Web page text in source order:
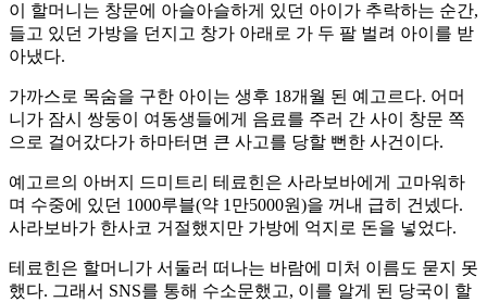
이 할머니는 창문에 아슬아슬하게 있던 아이가 추락하는 순간,
들고 있던 가방을 던지고 창가 아래로 가 두 팔 벌려 아이를 받
아냈다.
가까스로 목숨을 구한 아이는 생후 18개월 된 예고르다. 어머
니가 잠시 쌍둥이 여동생들에게 음료를 주러 간 사이 창문 쪽
으로 걸어갔다가 하마터면 큰 사고를 당할 뻔한 사건이다.
예고르의 아버지 드미트리 테료힌은 사라보바에게 고마워하
며 수중에 있던 1000루블(약 1만5000원)을 꺼내 급히 건넸다.
사라보바가 한사코 거절했지만 가방에 억지로 돈을 넣었다.
테료힌은 할머니가 서둘러 떠나는 바람에 미처 이름도 묻지 못
했다. 그래서 SNS를 통해 수소문했고, 이를 알게 된 당국이 할